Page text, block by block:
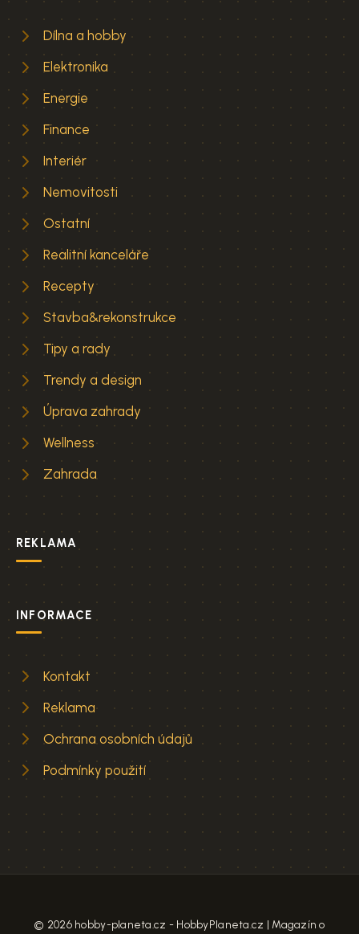
Dílna a hobby
Elektronika
Energie
Finance
Interiér
Nemovitosti
Ostatní
Realitní kanceláře
Recepty
Stavba&rekonstrukce
Tipy a rady
Trendy a design
Úprava zahrady
Wellness
Zahrada
REKLAMA
INFORMACE
Kontakt
Reklama
Ochrana osobních údajů
Podmínky použití
© 2026 hobby-planeta.cz - HobbyPlaneta.cz | Magazín o